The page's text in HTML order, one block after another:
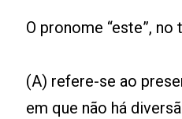
O pronome “este”,
(A) refere-se ao
em que não há